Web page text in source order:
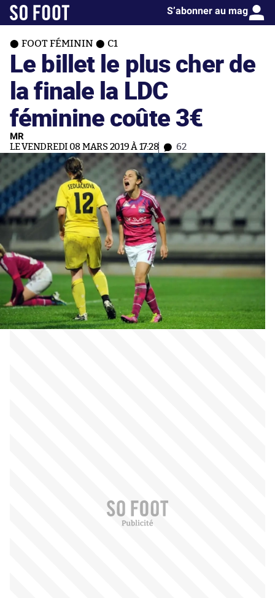
S’abonner au mag
FOOT FÉMININ C1
Le billet le plus cher de
la finale la LDC
féminine coûte 3€
MR
LE VENDREDI 08 MARS 2019 À 17:28 62